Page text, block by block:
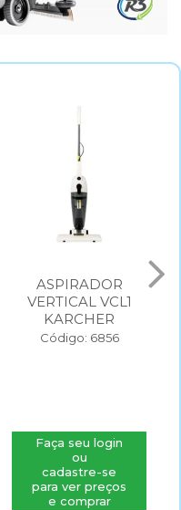
ASPIRADOR
VERTICAL VCL1
KARCHER
Código: 6856
Faça seu login
ou
cadastre-se
para ver preços
e comprar